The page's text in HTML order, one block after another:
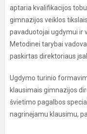
aptaria kvalifikacijos
gimnazijos veiklos
pavaduotojai ugdymui ir
Metodinei tarybai
paskirtas direktoriaus
Ugdymo turinio
klausimais gimnazijos
švietimo pagalbos
nagrinėjamu klausimu,